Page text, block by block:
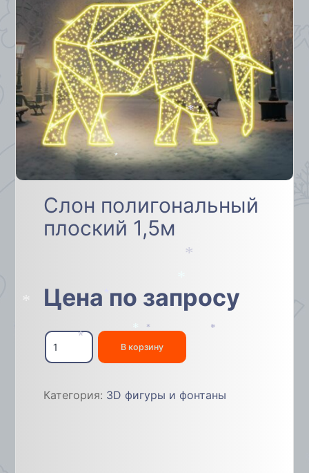
Слон полигональный
плоский 1,5м
Цена по запросу
Количество
товара
Слон
1,5м
В корзину
Категория: 3D фигуры и фонтаны
*
*
*
*
*
*
*